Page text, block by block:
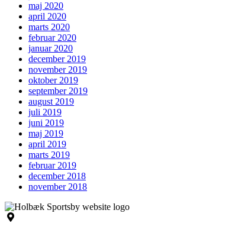
maj 2020
april 2020
marts 2020
februar 2020
januar 2020
december 2019
november 2019
oktober 2019
september 2019
august 2019
juli 2019
juni 2019
maj 2019
april 2019
marts 2019
februar 2019
december 2018
november 2018